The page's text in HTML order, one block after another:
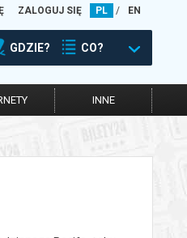
ZALOGUJ SIĘ PL / EN
GDZIE? CO?
INNE